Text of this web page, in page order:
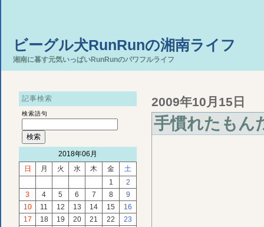
ビーグル犬RunRunの湘南ライフ
湘南に暮す元気いっぱいRunRunのパワフルライフ
記事検索
検索語句
2018年06月
日
月 火 水 木 金
土
1
2
3
4 5 6 7 8
9
10
11 12 13 14 15
16
17
18 19 20 21 22
23
2009年10月15日
手慣れたもん